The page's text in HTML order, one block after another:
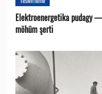
Elektroenergetika pudagy
möhüm şerti